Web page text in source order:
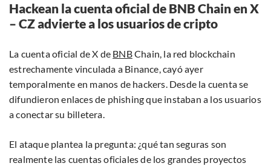
Hackean la cuenta oficial de BNB Chain en X
– CZ advierte a los usuarios de cripto
La cuenta oficial de X de BNBChain, la red blockchain
estrechamente vinculada a Binance, cayó ayer
temporalmente en manos de hackers. Desde la cuenta se
difundieron enlaces de phishing que instaban a los usuarios
a conectar su billetera.
El ataque plantea la pregunta: ¿qué tan seguras son
realmente las cuentas oficiales de los grandes proyectos